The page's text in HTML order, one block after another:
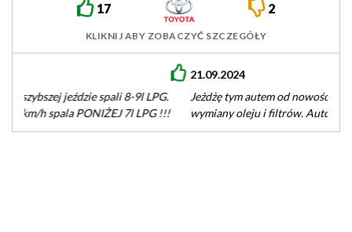
17 2
KLIKNIJ ABY ZOBACZYĆ SZCZEGÓŁY
Jeżdżę tym autem od nowości i wymaga jedynie okresowej
wymiany oleju i filtrów. Auto całkowicie bezawaryjne,
wygodne i pojemne. Spalanie…